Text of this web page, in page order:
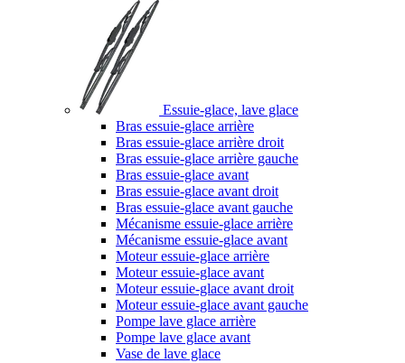
Essuie-glace, lave glace
Bras essuie-glace arrière
Bras essuie-glace arrière droit
Bras essuie-glace arrière gauche
Bras essuie-glace avant
Bras essuie-glace avant droit
Bras essuie-glace avant gauche
Mécanisme essuie-glace arrière
Mécanisme essuie-glace avant
Moteur essuie-glace arrière
Moteur essuie-glace avant
Moteur essuie-glace avant droit
Moteur essuie-glace avant gauche
Pompe lave glace arrière
Pompe lave glace avant
Vase de lave glace